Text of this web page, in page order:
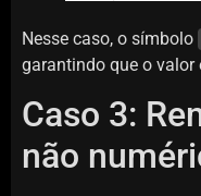
Nesse caso, o símbolo
garantindo que o valor
Caso 3:
não